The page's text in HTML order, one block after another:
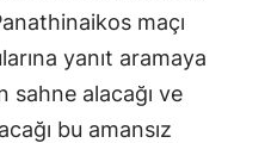
maçı
yanıt aramaya
sahne alacağı ve
bu amansız